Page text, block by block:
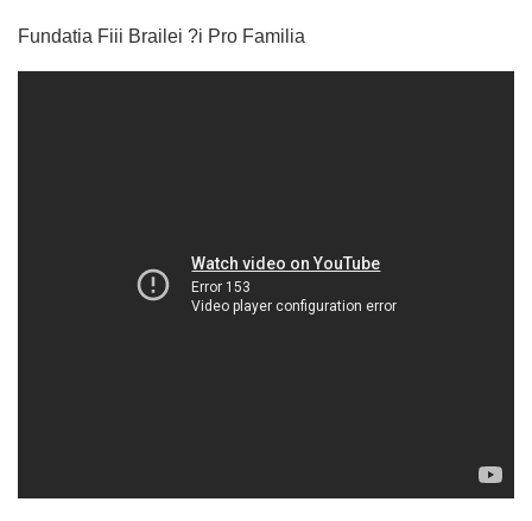
Fundatia Fiii Brailei ?i Pro Familia